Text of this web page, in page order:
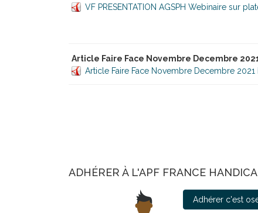
VF PRESENTATION AGSPH Webinaire sur
Article Faire Face Novembre Decembre
Article Faire Face Novembre Decembre 2021
ADHÉRER À L'APF FRANCE
Adhérer c'est